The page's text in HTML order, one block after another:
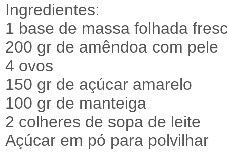
Ingredientes:
1 base de massa folhada
200 gr de amêndoa com pele
4 ovos
150 gr de açúcar amarelo
100 gr de manteiga
2 colheres de sopa de leite
Açúcar em pó para polvilhar